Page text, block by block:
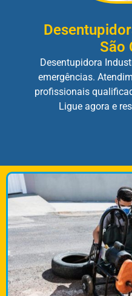
São
Desentupidora
emergências.
profissionais
Ligue agora e